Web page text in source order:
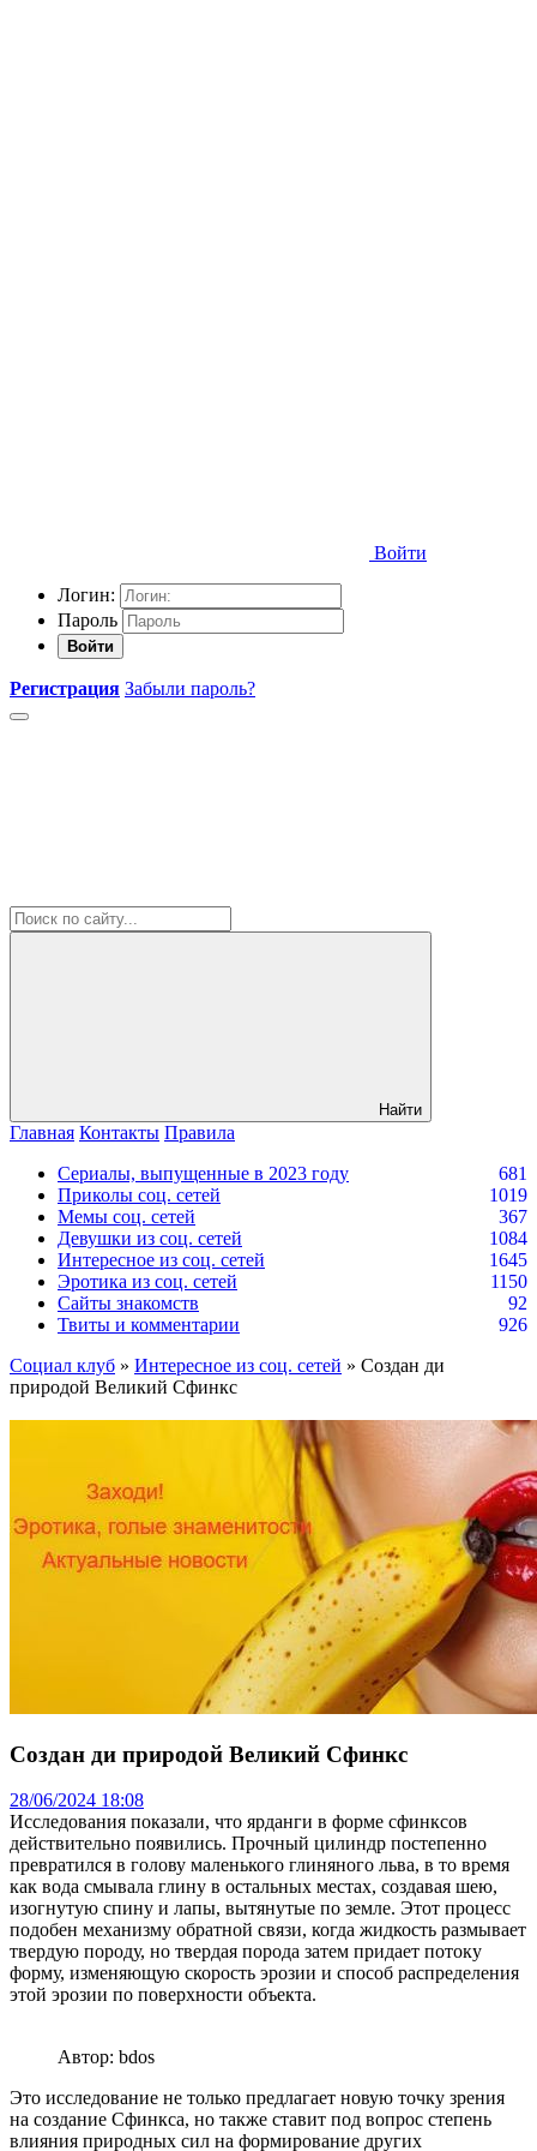
Войти
Логин:
Пароль
Войти
Регистрация Забыли пароль?
Найти
Главная Контакты Правила
Сериалы, выпущенные в 2023 году
681
Приколы соц. сетей
1019
Мемы соц. сетей
367
Девушки из соц. сетей
1084
Интересное из соц. сетей
1645
Эротика из соц. сетей
1150
Сайты знакомств
92
Твиты и комментарии
926
Социал клуб » Интересное из соц. сетей » Создан ди
природой Великий Сфинкс
Создан ди природой Великий Сфинкс
28/06/2024 18:08
Исследования показали, что ярданги в форме сфинксов
действительно появились. Прочный цилиндр постепенно
превратился в голову маленького глиняного льва, в то время
как вода смывала глину в остальных местах, создавая шею,
изогнутую спину и лапы, вытянутые по земле. Этот процесс
подобен механизму обратной связи, когда жидкость размывает
твердую породу, но твердая порода затем придает потоку
форму, изменяющую скорость эрозии и способ распределения
этой эрозии по поверхности объекта.
Автор: bdos
Это исследование не только предлагает новую точку зрения
на создание Сфинкса, но также ставит под вопрос степень
влияния природных сил на формирование других